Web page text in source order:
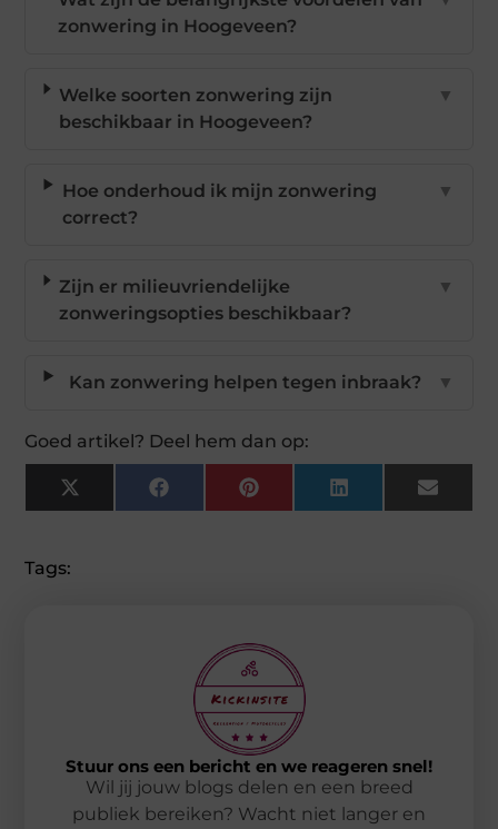
zonwering in Hoogeveen?
Welke soorten zonwering zijn
beschikbaar in Hoogeveen?
▼
Hoe onderhoud ik mijn zonwering
correct?
▼
Zijn er milieuvriendelijke
zonweringsopties beschikbaar?
▼
Kan zonwering helpen tegen inbraak? ▼
Goed artikel? Deel hem dan op:
X
(Twitter)
FacebookPinterestLinkedIn Email
Tags:
Stuur ons een bericht en we reageren snel!
Wil jij jouw blogs delen en een breed
publiek bereiken? Wacht niet langer en